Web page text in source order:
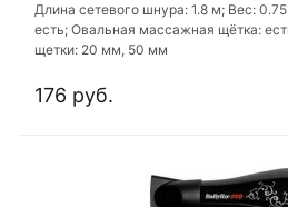
Длина сетевого шнура: 1.8 м; Вес:
есть; Овальная массажная щётка:
щетки: 20 мм, 50 мм
176 руб.